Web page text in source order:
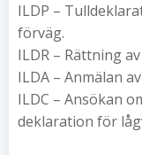
ILDP –
förväg.
ILDR – Rättning av
ILDA – Anmälan
ILDC – Ansökan
deklaration för